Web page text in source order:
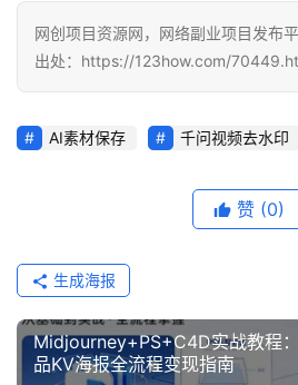
缘
创
业
网创项目资源网，网络副业项目发布
出处：https://123how.com/
AI素材保存 千问视频去水印
赞 (0)
生成海报
Midjourney+PS+C4D实战教程
品KV海报全流程变现指南